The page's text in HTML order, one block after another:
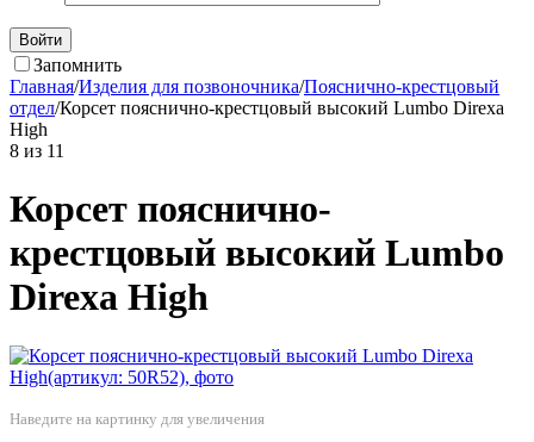
Войти
Запомнить
Главная/Изделия для позвоночника/Пояснично-крестцовый
отдел/Корсет пояснично-крестцовый высокий Lumbo Direxa
High
8 из 11
Корсет пояснично-
крестцовый высокий Lumbo
Direxa High
Наведите на картинку для увеличения